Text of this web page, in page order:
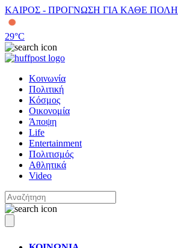
ΚΑΙΡΟΣ - ΠΡΟΓΝΩΣΗ ΓΙΑ ΚΑΘΕ ΠΟΛΗ
29°C
Κοινωνία
Πολιτική
Κόσμος
Οικονομία
Άποψη
Life
Entertainment
Πολιτισμός
Αθλητικά
Video